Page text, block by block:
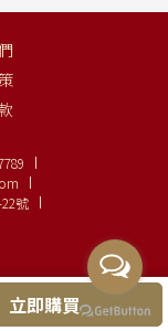
立即購買
號
0982377789.